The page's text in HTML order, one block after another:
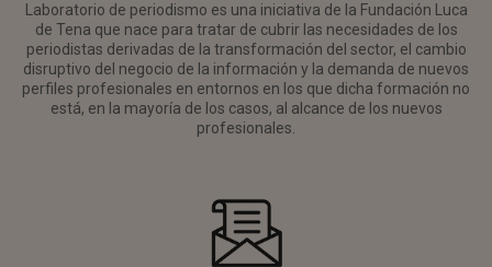
Laboratorio de periodismo es una iniciativa de la Fundación Luca
de Tena que nace para tratar de cubrir las necesidades de los
periodistas derivadas de la transformación del sector, el cambio
disruptivo del negocio de la información y la demanda de nuevos
perfiles profesionales en entornos en los que dicha formación no
está, en la mayoría de los casos, al alcance de los nuevos
profesionales.